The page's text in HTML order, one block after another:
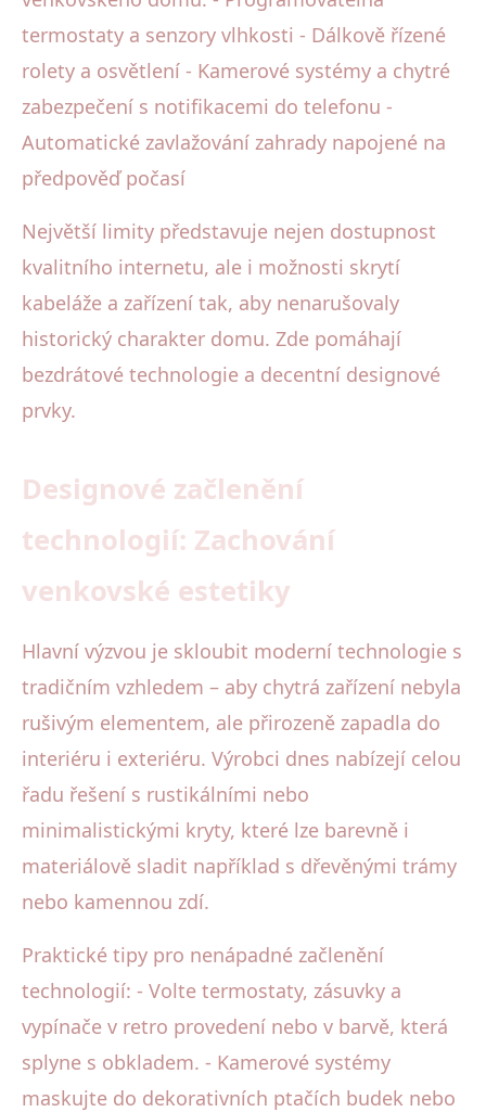
termostaty a senzory vlhkosti - Dálkově řízené
rolety a osvětlení - Kamerové systémy a chytré
zabezpečení s notifikacemi do telefonu -
Automatické zavlažování zahrady napojené na
předpověď počasí
Největší limity představuje nejen dostupnost
kvalitního internetu, ale i možnosti skrytí
kabeláže a zařízení tak, aby nenarušovaly
historický charakter domu. Zde pomáhají
bezdrátové technologie a decentní designové
prvky.
Designové začlenění
technologií: Zachování
venkovské estetiky
Hlavní výzvou je skloubit moderní technologie s
tradičním vzhledem – aby chytrá zařízení nebyla
rušivým elementem, ale přirozeně zapadla do
interiéru i exteriéru. Výrobci dnes nabízejí celou
řadu řešení s rustikálními nebo
minimalistickými kryty, které lze barevně i
materiálově sladit například s dřevěnými trámy
nebo kamennou zdí.
Praktické tipy pro nenápadné začlenění
technologií: - Volte termostaty, zásuvky a
vypínače v retro provedení nebo v barvě, která
splyne s obkladem. - Kamerové systémy
maskujte do dekorativních ptačích budek nebo